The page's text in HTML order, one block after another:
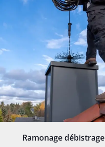
Ramonage débistrage